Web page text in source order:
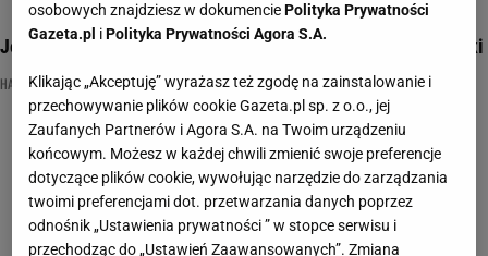
Jeśli jeździłeś na obozy w PRL-u, na pewno znasz te piosenki
HARCERZE PIOSENKI QUIZ
osobowych znajdziesz w dokumenciePolityka Prywatności
Gazeta.pl iPolityka Prywatności Agora S.A.
Klikając „Akceptuję” wyrażasz też zgodę na zainstalowanie i
przechowywanie plików cookie Gazeta.pl sp. z o.o., jej
Zaufanych Partnerów i Agora S.A. na Twoim urządzeniu
końcowym. Możesz w każdej chwili zmienić swoje preferencje
dotyczące plików cookie, wywołując narzędzie do zarządzania
twoimi preferencjami dot. przetwarzania danych poprzez
odnośnik „Ustawienia prywatności ” w stopce serwisu i
przechodząc do „Ustawień Zaawansowanych”. Zmiana